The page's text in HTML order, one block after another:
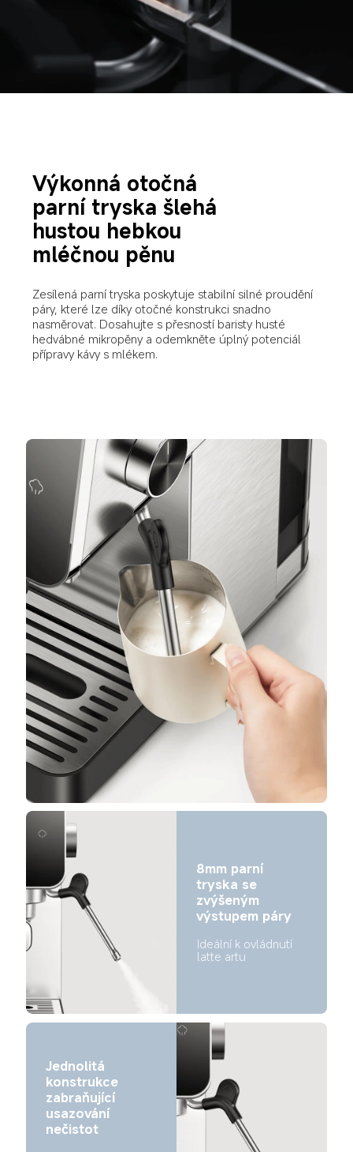
Výkonná otočná
parní tryska šlehá
hustou hebkou
mléčnou pěnu
Zesílená parní tryska poskytuje stabilní silné proudění
páry, které lze díky otočné konstrukci snadno
nasměrovat. Dosahujte s přesností baristy husté
hedvábné mikropěny a odemkněte úplný potenciál
přípravy kávy s mlékem.
8mm parní
tryska se
zvýšeným
výstupem páry
Ideální k ovládnutí
latte artu
Jednolitá
konstrukce
zabraňující
usazování
nečistot